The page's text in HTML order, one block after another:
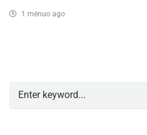
1 mėnuo ago